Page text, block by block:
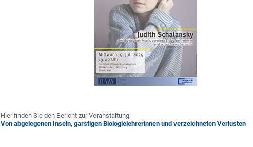
Hier finden Sie den Bericht zur Veranstaltung:
Von abgelegenen Inseln, garstigen Biologielehrerinnen und verzeichneten Verlusten